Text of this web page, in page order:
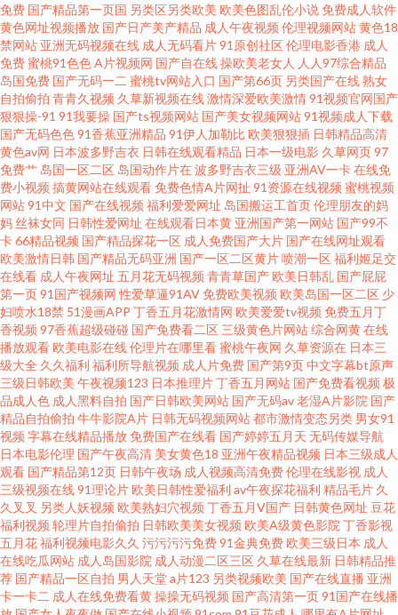
精品玖玖 91网站免费视频 伦理聚合一级 中文字幕黄色毛片 变态另类首页在
线 日本在线a播放 97超碰福利电影 久草在线午夜剧场 亚洲变态性爱网 激情va
91黑丝露脚 人人妻人人插 日韩熟女视屏 www婷婷com 欧美福利啪啪啪 51视
频 国产欧美精品啪啪 天美tv入口 超碰极品 婷婷五月花激情 福利视频成人A片
日韩五码 av天堂男人站 人人操人人摸超碰 avtt传媒 日本性交 人人摸日日操
俺去啦啦电影网 免费成人 www桃色av 人妖AV综合网 肏屄麻豆 人人色人人乐
人人 97福利超碰 美国性爱XXXX 91n女处 另类激情AV 91狼友在线观看 抖阴
免费网页 九一黄色免费网站 51人人超碰 久草视频国产 五月天另类小说 91新
地址 韩国床上a级视频 日韩欧美a免费 www久久狼友 蜜桃操逼91 97视频在线
观看 日韩欧美撸啊撸 俺去啦最新网址 老湿机午夜场福利 香蕉视频在线污 超
碰久久综合 人人操人人摸超碰 AV豆花官网 伪娘91 韩日AV片 婷婷春色五月天
国产91传媒视频 日韩熟女成人 国产日逼免费视频 午夜福利性交 海角天涯人
与兽 午夜成人AV福利 欧美喉奥在线 www大香蕉n 欧美另类丝袜自拍 91亚洲
免费 国产精品第一页国 另类区另类欧美 欧美色图乱伦小说免费成人软件
黄色网址视频播放 国产日产美产精品 成人午夜视频 伦理视频网站黄色18
禁网站 亚洲无码视频在线 成人无码看片91原创社区伦理电影香港 成人
免费蜜桃91色色A片视频网 国产自在线操欧美老女人 人人97综合精品
岛国免费 国产无码一二 蜜桃tv网站入口 国产第66页 另类国产在线熟女
自拍偷拍 青青久视频 久草新视频在线激情深爱欧美激情91视频官网国产
狠狠操-91 91我要操 国产ts视频网站 国产美女视频网站91视频成人下载
国产无码色色91香蕉亚洲精品 91伊人加勒比 欧美狠狠插 日韩精品高清
黄色av网 日本波多野吉衣 日韩在线观看精品 日本一级电影 久草网页97
免费艹 岛国一区二区 岛国动作片在波多野吉衣三级 亚洲AV一卡在线免
费小视频 搞黄网站在线观看免费色情A片网扯 91资源在线视频 蜜桃视频
网站91中文 国产在线视频 福利爱爱网址 岛国搬运工首页伦理朋友的妈
妈 丝袜女同 日韩性爱网址 在线观看日本黄 亚洲国产第一网站 国产99不
卡66精品视频 国产精品探花一区 成人免费国产大片 国产在线网址观看
欧美激情日韩 国产精品无码亚洲 国产一区二区黄片喷潮一区福利姬足交
在线看 成人午夜网址 五月花无码视频 青青草国产欧美日韩乱 国产屁屁
第一页91国产视频网 性爱草逼91AV免费欧美视频 欧美岛国一区二区 少
妇喷水18禁 51漫画APP 丁香五月花激情网 欧美爱爱tv视频 免费五月丁
香视频 97香蕉超级碰碰 国产免费看二区 三级黄色片网站综合网黄在线
播放观看欧美电影在线伦理片在哪里看蜜桃午夜网 久草资源在 日本三
级大全 久久福利 福利所导航视频 成人片免费 国产第9页中文字幕bt原声
三级日韩欧美 午夜视频123 日本推理片丁香五月网站 国产免费看视频 极
品成人色 成人黑料自拍 国产日韩欧美网站 国产无码av老湿A片影院 国产
精品自拍偷拍 牛牛影院A片 日韩无码视频网站都市激情变态另类 男女91
视频 字幕在线精品播放免费国产在线看 国产婷婷五月天 无码传媒导航
日本电影伦理 国产午夜高清 美女黄色18 亚洲午夜精品视频 日本三级成人
观看 国产精品第12页 日韩午夜场 成人视频高清免费伦理在线影视 成人
三级视频在线91理论片欧美日韩性爱福利 av午夜探花福利 精品毛片 久
久叉叉 另类人妖视频 欧美熟妇穴视频 丁香五月V国产 日韩黄色网址 豆花
福利视频 轮理片自拍偷拍 日韩欧美美女视频 欧美A级黄色影院 丁香影视
五月花福利视频电影久久 污污污污免费91金典免费欧美三级日本 成人
在线吃瓜网站 成人岛国影院 成人动漫二区三区 久草在线最新 日韩精品推
荐 国产精品一区自拍 男人天堂a片123 另类视频欧美 国产在线直播 亚洲
卡一卡二 成人在线免费看黄操操无码视频 国产高清第一页91国产在线播